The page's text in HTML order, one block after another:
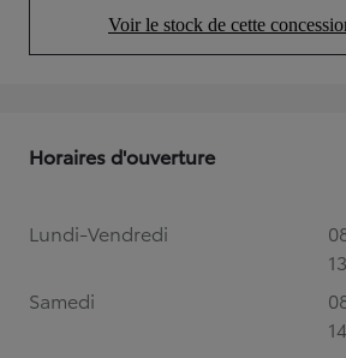
Voir le stock de cette
(Opens in new
Horaires d'ouverture
Lundi-Vendredi
Samedi